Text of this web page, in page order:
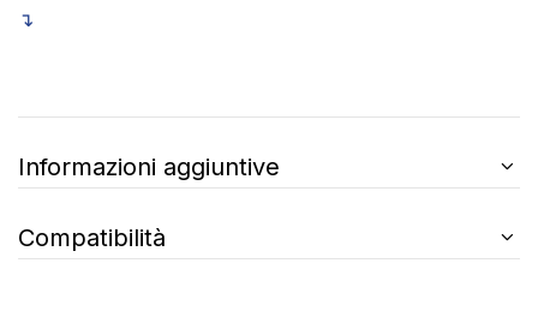
↴
Informazioni aggiuntive
Compatibilità